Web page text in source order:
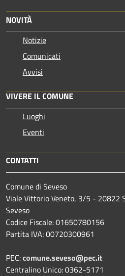
NOVITÀ
Notizie
Comunicati
Avvisi
VIVERE IL COMUNE
Luoghi
Eventi
CONTATTI
Comune di Seveso
Viale Vittorio Veneto, 3/5 - 20822
Seveso
Codice Fiscale: 01650780156
Partita IVA: 00720300961
PEC:comune.seveso@pec.it
Centralino Unico: 0362-5171